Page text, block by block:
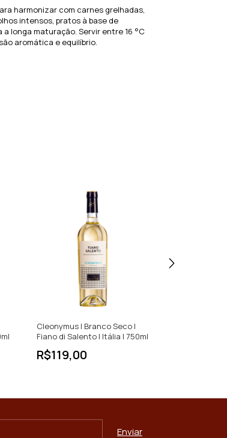
harmonizar com carnes grelhadas,
intensos, pratos à base de
longa maturação. Servir entre 16 °C
aromática e equilíbrio.
Cleonymus | Branco Seco |
Fiano di Salento | Itália | 750ml
R$119,00